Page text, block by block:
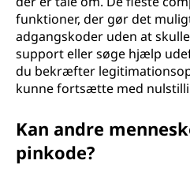
funktioner, der gør det
adgangskoder uden at
support eller søge hjælp
du bekræfter
kunne fortsætte med
Kan andre
pinkode?